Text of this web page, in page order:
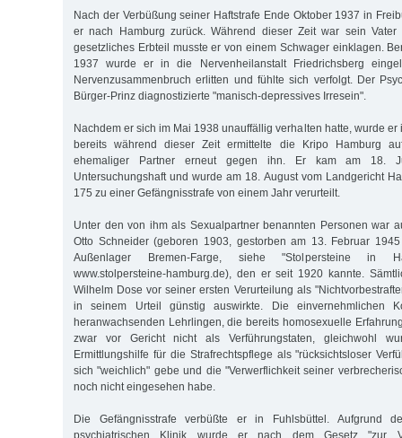
Nach der Verbüßung seiner Haftstrafe Ende Oktober 1937 in
er nach Hamburg zurück. Während dieser Zeit war sein Vater
gesetzliches Erbteil musste er von einem Schwager einklagen.
1937 wurde er in die Nervenheilanstalt Friedrichsberg
Nervenzusammenbruch erlitten und fühlte sich verfolgt. Der
Bürger-Prinz diagnostizierte "manisch-depressives Irresein".
Nachdem er sich im Mai 1938 unauffällig verhalten hatte, wurde er
bereits während dieser Zeit ermittelte die Kripo Hamburg
ehemaliger Partner erneut gegen ihn. Er kam am 18.
Untersuchungshaft und wurde am 18. August vom Landgericht
175 zu einer Gefängnisstrafe von einem Jahr verurteilt.
Unter den von ihm als Sexualpartner benannten Personen war
Otto Schneider (geboren 1903, gestorben am 13. Februar
Außenlager Bremen-Farge, siehe "Stolpersteine in
www.stolpersteine-hamburg.de), den er seit 1920 kannte.
Wilhelm Dose vor seiner ersten Verurteilung als
in seinem Urteil günstig auswirkte. Die einvernehmlichen
heranwachsenden Lehrlingen, die bereits homosexuelle
zwar vor Gericht nicht als Verführungstaten, gleichwohl
Ermittlungshilfe für die Strafrechtspflege als "rücksichtsloser
sich "weichlich" gebe und die "Verwerflichkeit seiner
noch nicht eingesehen habe.
Die Gefängnisstrafe verbüßte er in Fuhlsbüttel. Aufgrund
psychiatrischen Klinik wurde er nach dem Gesetz "zur